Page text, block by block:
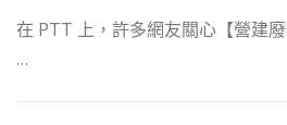
在 PTT 上，許多網友關心【營建
…